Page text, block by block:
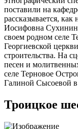
поставили на
рассказывается,
Иосифовна
своем родном селе
Георгиевской
строительства. На
песен и
селе Терновое
Галиной Сысоевой в
Троицкое